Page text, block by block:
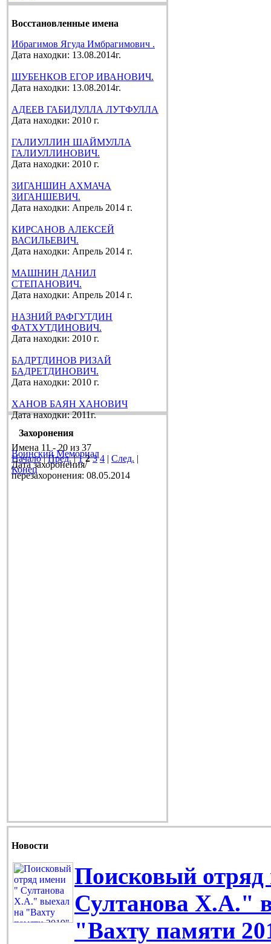
Восстановленные имена
Ибрагимов Ягуда Имбрагимович .
Дата находки: 13.08.2014г.
ШУБЕНКОВ ЕГОР ИВАНОВИЧ.
Дата находки: 13.08.2014г.
АДЕЕВ ГАБИДУЛЛА ЛУТФУЛЛА
Дата находки: 2010 г.
ГАЛИУЛЛИН ШАЙМУЛЛА
ГАЛИУЛЛИНОВИЧ.
Дата находки: 2010 г.
ЗИГАНШИН АХМАЧА
ЗИГАНШЕВИЧ.
Дата находки: Апрель 2014 г.
КИРСАНОВ АЛЕКСЕЙ
ВАСИЛЬЕВИЧ.
Дата находки: Апрель 2014 г.
МАШНИН ДАНИЛ
СТЕПАНОВИЧ.
Дата находки: Апрель 2014 г.
НАЗНИЙ РАФГУТДИН
ФАТХУТДИНОВИЧ.
Дата находки: 2010 г.
БАДРТДИНОВ РИЗАЙ
БАДРЕТДИНОВИЧ.
Дата находки: 2010 г.
ХАНОВ БАЯН ХАНОВИЧ
Дата находки: 2011г.
Имена 11 - 20 из 37
Начало|Пред.|1 2 3 4 | След. |
Конец
Захоронения
Воинский Мемориал
Дата захоронения/
перезахоронения: 08.05.2014
Новости
Поисковый
Султанова Х.А."
"Вахту памяти